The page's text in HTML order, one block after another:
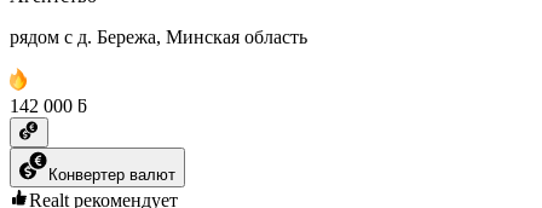
рядом с д. Бережа, Минская область
142 000 ƃ
Конвертер валют
Realt рекомендует